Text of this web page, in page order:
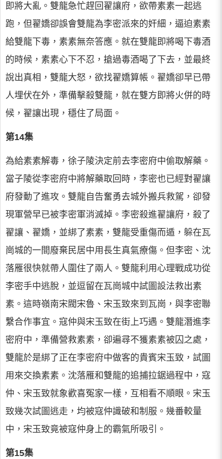
即將大亂。雙龍急忙趕回翟讓府，欲帶素素一起逃
跑，但翟嬌卻誤會雙龍為李密派來的奸細，逼迫素素
給雙龍下毒，素素無奈答應。就在雙龍即將喝下毒酒
的時候，素素心下不忍，搶過毒酒喝了下去，並最終
說出真相，雙龍大怒，欲找翟嬌算帳。翟嬌卻早已帶
人埋伏在外，準備擊殺雙龍，就在雙方即將火併的時
候，翟讓出現，穩住了局面。
第14集
為給素素解毒，徐子陵決定前去李密府中偷取解藥。
當子陵從李密府中將解藥取回時，李密也已經對翟讓
府發動了進攻。雙龍自告奮勇去城外搬兵救駕，卻發
現軍營早已被李密軍消滅掉。李密殺進翟讓府，殺了
翟讓、翟嬌，並綁了素素，雙龍受重傷而遁，躲在瓦
崗城的一間廢棄民居中用長生真氣療傷。但李密、沈
落雁很快就帶人圍住了兩人。雙龍利用心理戰成功從
李密手中逃脫，並逗留在瓦崗城中試圖設法救出素
素。這時嶺南宋閥宋魯、宋玉致來到瓦崗，與李密聯
繫合作事宜。寇仲與宋玉致在街上巧遇。雙龍潛進李
密府中，準備營救素素，卻遍尋不獲素素被囚之處，
雙龍於是綁了正在李密府中做客的貴賓宋玉致，試圖
用來交換素素。沈落雁和雙龍的追捕拉鋸過程中，寇
仲、宋玉致就象歡喜冤家一樣，互相看不順眼。宋玉
致幾次試圖逃走，均被寇仲識破和制服。幾番較量
中，宋玉致竟被寇仲身上的霸氣所吸引。
第15集